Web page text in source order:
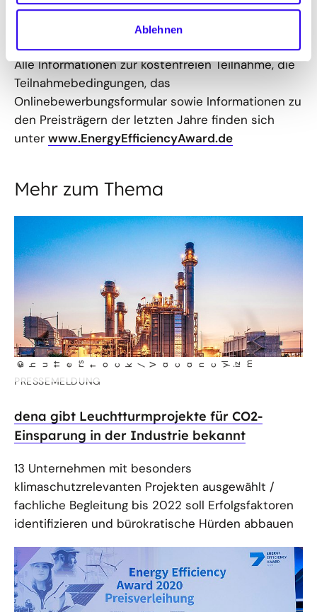
Ablehnen
stärker in ihre Bewertung einzubeziehen und
erhöht die Gewinnchancen unter den Teilnehmern.
Alle Informationen zur kostenfreien Teilnahme, die
Teilnahmebedingungen, das
Onlinebewerbungsformular sowie Informationen zu
den Preisträgern der letzten Jahre finden sich
unter www.EnergyEfficiencyAward.de
Mehr zum Thema
©
shut t
er s
tock/Vacancy l i zm
PRESSEMELDUNG
dena gibt Leuchtturmprojekte für CO2-
Einsparung in der Industrie bekannt
13 Unternehmen mit besonders
klimaschutzrelevanten Projekten ausgewählt /
fachliche Begleitung bis 2022 soll Erfolgsfaktoren
identifizieren und bürokratische Hürden abbauen